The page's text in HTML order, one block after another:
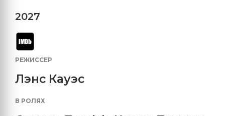
2027
РЕЖИССЕР
Лэнс Кауэс
В РОЛЯХ